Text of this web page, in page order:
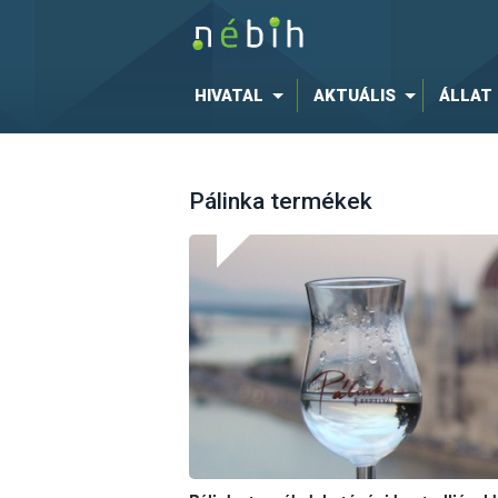
HIVATAL AKTUÁLIS ÁLLAT
Pálinka termékek